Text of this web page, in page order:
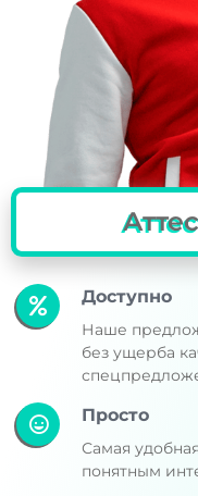
Доступно
Наше
без ущерба
Просто
Самая
понятным